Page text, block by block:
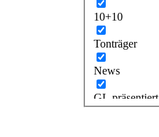
10+10
Tonträger
News
GL präsentiert